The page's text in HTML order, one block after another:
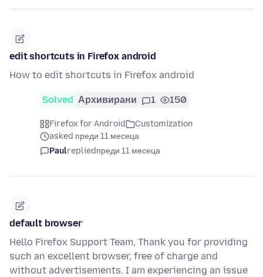
edit shortcuts in Firefox android
How to edit shortcuts in Firefox android
Solved Архивирани 1 150
Firefox for Android
Customization
asked преди 11 месеца
Paulrepliedпреди 11 месеца
default browser
Hello Firefox Support Team, Thank you for providing
such an excellent browser, free of charge and
without advertisements. I am experiencing an issue